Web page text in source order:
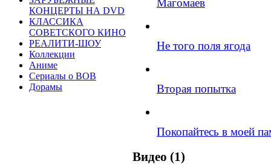
КОНЦЕРТЫ НА DVD
КЛАССИКА
СОВЕТСКОГО КИНО
РЕАЛИТИ-ШОУ
Коллекции
Аниме
Сериалы о ВОВ
Дорамы
Магомаев
Не того поля ягода
Вторая попытка
Покопайтесь в моей
Видео (1)